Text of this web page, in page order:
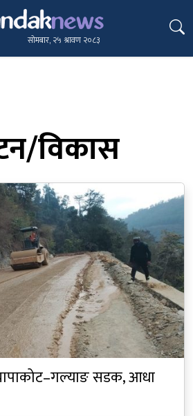
सोमबार, २५ श्रावण २०८३
विकास
सडक, आधा